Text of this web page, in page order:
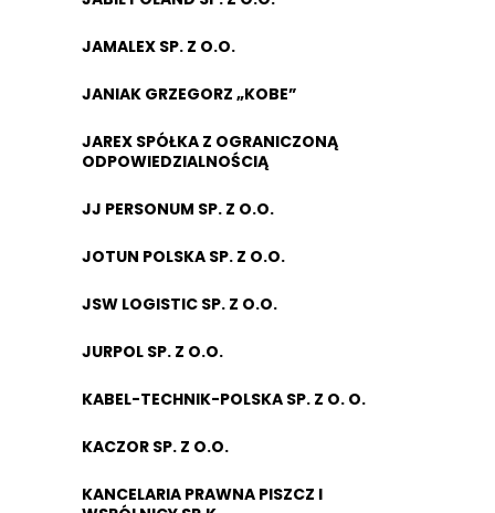
JAMALEX SP. Z O.O.
JANIAK GRZEGORZ „KOBE”
JAREX SPÓŁKA Z OGRANICZONĄ
ODPOWIEDZIALNOŚCIĄ
JJ PERSONUM SP. Z O.O.
JOTUN POLSKA SP. Z O.O.
JSW LOGISTIC SP. Z O.O.
JURPOL SP. Z O.O.
KABEL-TECHNIK-POLSKA SP. Z O. O.
KACZOR SP. Z O.O.
KANCELARIA PRAWNA PISZCZ I